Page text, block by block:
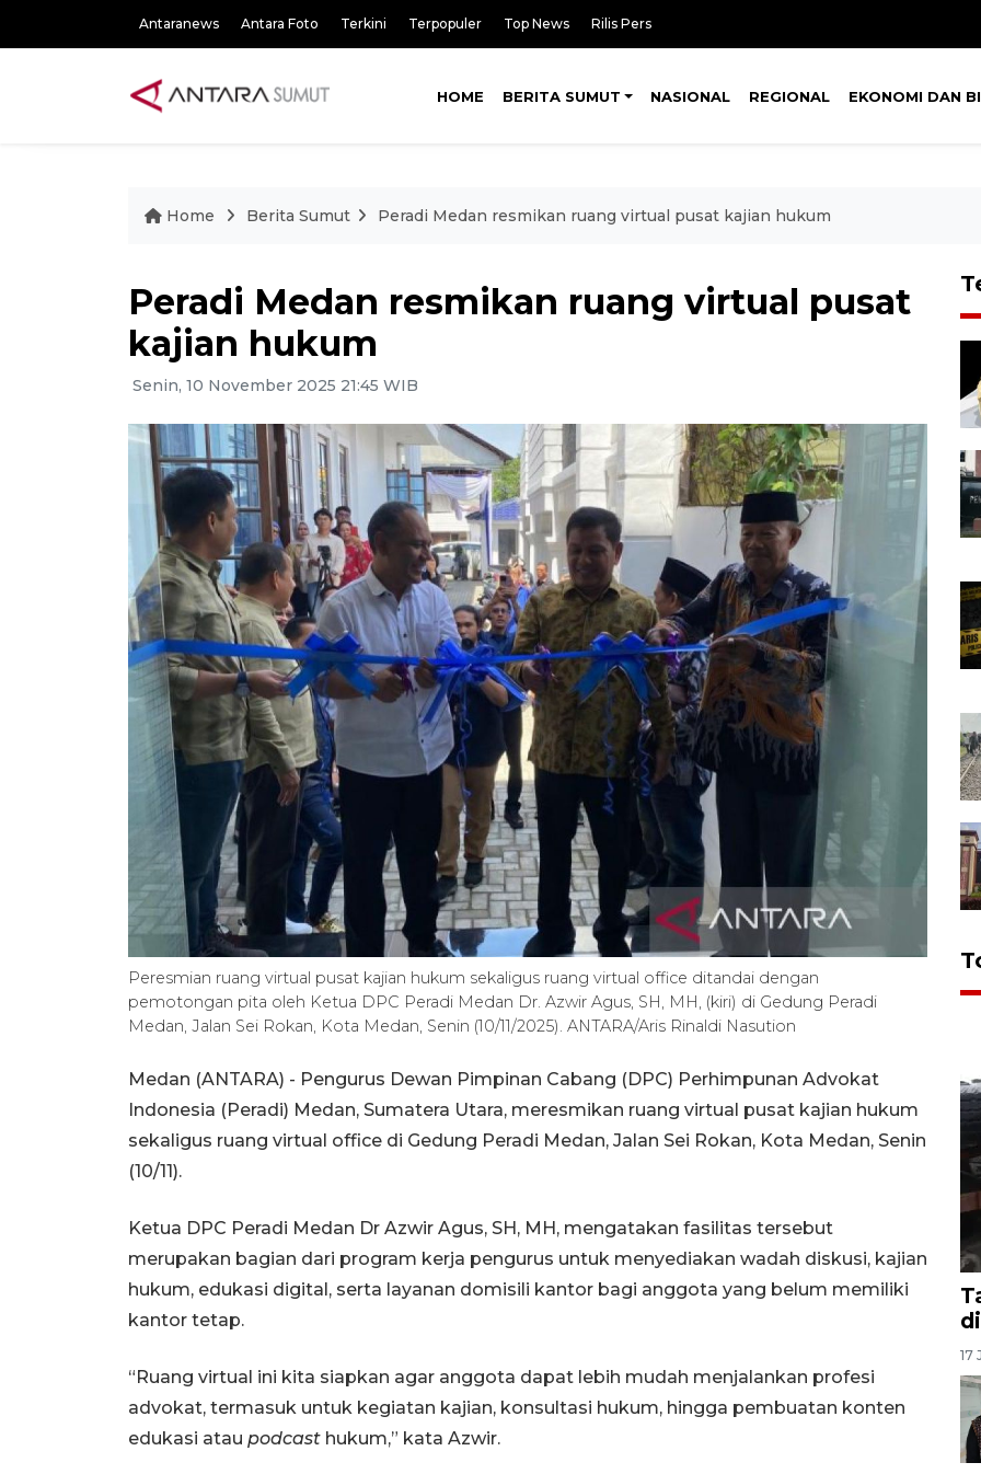
Antaranews Antara Foto Terkini Terpopuler Top News Rilis Pers
HOME BERITA SUMUT NASIONAL REGIONAL EKONOMI DAN
Home Berita Sumut Peradi Medan resmikan ruang virtual pusat kajian hukum
Peradi Medan resmikan ruang virtual pusat
kajian hukum
Senin, 10 November 2025 21:45 WIB
Peresmian ruang virtual pusat kajian hukum sekaligus ruang virtual office ditandai dengan
pemotongan pita oleh Ketua DPC Peradi Medan Dr. Azwir Agus, SH, MH, (kiri) di Gedung Peradi
Medan, Jalan Sei Rokan, Kota Medan, Senin (10/11/2025). ANTARA/Aris Rinaldi Nasution
Medan (ANTARA) - Pengurus Dewan Pimpinan Cabang (DPC) Perhimpunan Advokat
Indonesia (Peradi) Medan, Sumatera Utara, meresmikan ruang virtual pusat kajian hukum
sekaligus ruang virtual office di Gedung Peradi Medan, Jalan Sei Rokan, Kota Medan, Senin
(10/11).
Ketua DPC Peradi Medan Dr Azwir Agus, SH, MH, mengatakan fasilitas tersebut
merupakan bagian dari program kerja pengurus untuk menyediakan wadah diskusi, kajian
hukum, edukasi digital, serta layanan domisili kantor bagi anggota yang belum memiliki
kantor tetap.
“Ruang virtual ini kita siapkan agar anggota dapat lebih mudah menjalankan profesi
advokat, termasuk untuk kegiatan kajian, konsultasi hukum, hingga pembuatan konten
edukasi atau podcast hukum,” kata Azwir.
17